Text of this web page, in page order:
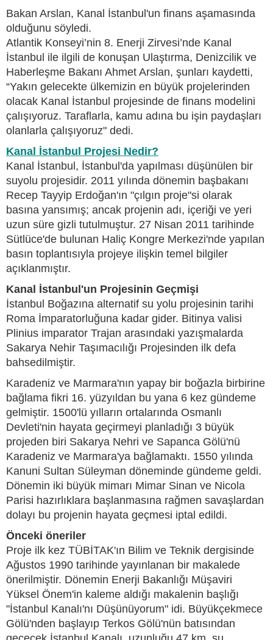
Bakan Arslan, Kanal İstanbul'un finans aşamasında
olduğunu söyledi.
Atlantik Konseyi’nin 8. Enerji Zirvesi’nde Kanal
İstanbul ile ilgili de konuşan Ulaştırma, Denizcilik ve
Haberleşme Bakanı Ahmet Arslan, şunları kaydetti,
“Yakın gelecekte ülkemizin en büyük projelerinden
olacak Kanal İstanbul projesinde de finans modelini
çalışıyoruz. Taraflarla, kamu adına bu işin paydaşları
olanlarla çalışıyoruz" dedi.
Kanal İstanbul Projesi Nedir?
Kanal İstanbul, İstanbul'da yapılması düşünülen bir
suyolu projesidir. 2011 yılında dönemin başbakanı
Recep Tayyip Erdoğan'ın "çılgın proje"si olarak
basına yansımış; ancak projenin adı, içeriği ve yeri
uzun süre gizli tutulmuştur. 27 Nisan 2011 tarihinde
Sütlüce'de bulunan Haliç Kongre Merkezi'nde yapılan
basın toplantısıyla projeye ilişkin temel bilgiler
açıklanmıştır.
Kanal İstanbul'un Projesinin Geçmişi
İstanbul Boğazına alternatif su yolu projesinin tarihi
Roma İmparatorluğuna kadar gider. Bitinya valisi
Plinius imparator Trajan arasındaki yazışmalarda
Sakarya Nehir Taşımacılığı Projesinden ilk defa
bahsedilmiştir.
Karadeniz ve Marmara'nın yapay bir boğazla birbirine
bağlama fikri 16. yüzyıldan bu yana 6 kez gündeme
gelmiştir. 1500'lü yılların ortalarında Osmanlı
Devleti'nin hayata geçirmeyi planladığı 3 büyük
projeden biri Sakarya Nehri ve Sapanca Gölü'nü
Karadeniz ve Marmara'ya bağlamaktı. 1550 yılında
Kanuni Sultan Süleyman döneminde gündeme geldi.
Dönemin iki büyük mimarı Mimar Sinan ve Nicola
Parisi hazırlıklara başlanmasına rağmen savaşlardan
dolayı bu projenin hayata geçmesi iptal edildi.
Önceki öneriler
Proje ilk kez TÜBİTAK'ın Bilim ve Teknik dergisinde
Ağustos 1990 tarihinde yayınlanan bir makalede
önerilmiştir. Dönemin Enerji Bakanlığı Müşaviri
Yüksel Önem'in kaleme aldığı makalenin başlığı
"İstanbul Kanalı'nı Düşünüyorum" idi. Büyükçekmece
Gölü'nden başlayıp Terkos Gölü'nün batısından